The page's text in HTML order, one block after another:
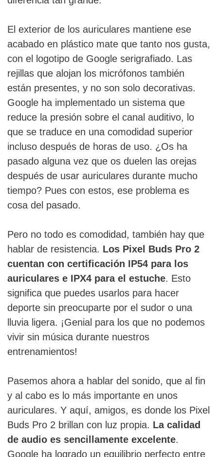
El exterior de los auriculares mantiene ese
acabado en plástico mate que tanto nos gusta,
con el logotipo de Google serigrafiado. Las
rejillas que alojan los micrófonos también
están presentes, y no son solo decorativas.
Google ha implementado un sistema que
reduce la presión sobre el canal auditivo, lo
que se traduce en una comodidad superior
incluso después de horas de uso. ¿Os ha
pasado alguna vez que os duelen las orejas
después de usar auriculares durante mucho
tiempo? Pues con estos, ese problema es
cosa del pasado.
Pero no todo es comodidad, también hay que
hablar de resistencia. Los Pixel Buds Pro 2
cuentan con certificación IP54 para los
auriculares e IPX4 para el estuche. Esto
significa que puedes usarlos para hacer
deporte sin preocuparte por el sudor o una
lluvia ligera. ¡Genial para los que no podemos
vivir sin música durante nuestros
entrenamientos!
Pasemos ahora a hablar del sonido, que al fin
y al cabo es lo más importante en unos
auriculares. Y aquí, amigos, es donde los Pixel
Buds Pro 2 brillan con luz propia. La calidad
de audio es sencillamente excelente.
Google ha logrado un equilibrio perfecto entre